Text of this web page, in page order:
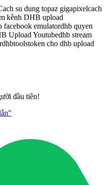
su dung topaz gigapixelcach
kênh DHB upload
facebook emulatordhb quyen
Upload Youtubedhb stream
dhbtoolstoken cho dhb upload
đầu tiên!